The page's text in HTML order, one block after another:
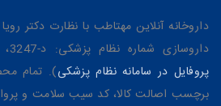
داروخانه آنلاین مهتاطب با نظارت دکتر
داروسازی شماره نظام پزشکی: د-3247، فعالیت می‌کند. (
پروفایل در سامانه نظام پزشکی). تمام
برچسب اصالت کالا، کد سیب سلامت و